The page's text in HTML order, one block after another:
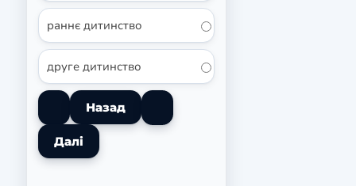
раннє дитинство
друге дитинство